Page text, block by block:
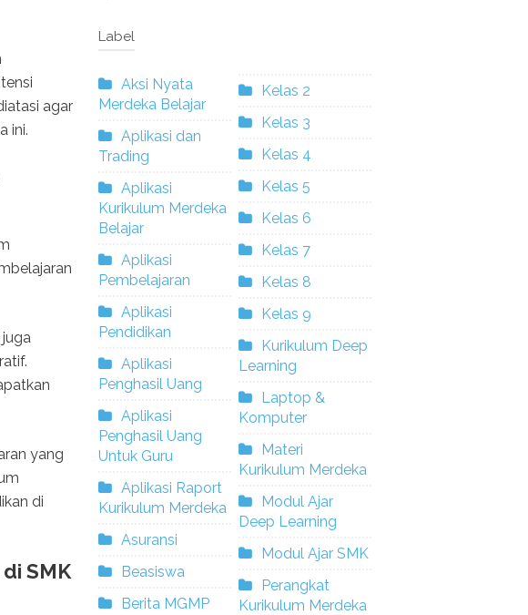
agar
ini.
yang
di
SMK
Label
Aksi Nyata
Merdeka Belajar
Aplikasi dan
Trading
Aplikasi
Kurikulum Merdeka
Belajar
Aplikasi
Pembelajaran
Aplikasi
Pendidikan
Aplikasi
Penghasil Uang
Aplikasi
Penghasil Uang
Untuk Guru
Aplikasi Raport
Kurikulum Merdeka
Asuransi
Beasiswa
Berita MGMP
Kelas 2
Kelas 3
Kelas 4
Kelas 5
Kelas 6
Kelas 7
Kelas 8
Kelas 9
Kurikulum Deep
Learning
Laptop &
Komputer
Materi
Kurikulum Merdeka
Modul Ajar
Deep Learning
Modul Ajar SMK
Perangkat
Kurikulum Merdeka